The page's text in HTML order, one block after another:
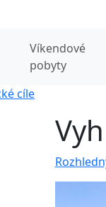
Víkendové
pobyty
cíle